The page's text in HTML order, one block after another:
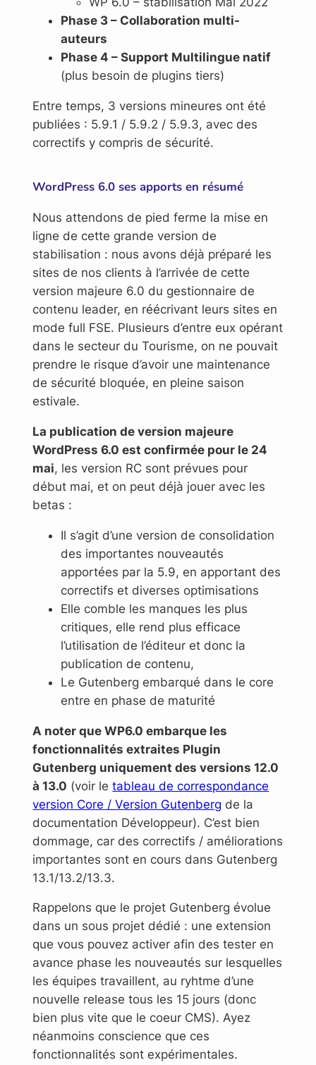
Phase 3 – Collaboration multi-
auteurs
Phase 4 – Support Multilingue natif
(plus besoin de plugins tiers)
Entre temps, 3 versions mineures ont été
publiées : 5.9.1 / 5.9.2 / 5.9.3, avec des
correctifs y compris de sécurité.
WordPress 6.0 ses apports en résumé
Nous attendons de pied ferme la mise en
ligne de cette grande version de
stabilisation : nous avons déjà préparé les
sites de nos clients à l’arrivée de cette
version majeure 6.0 du gestionnaire de
contenu leader, en réécrivant leurs sites en
mode full FSE. Plusieurs d’entre eux opérant
dans le secteur du Tourisme, on ne pouvait
prendre le risque d’avoir une maintenance
de sécurité bloquée, en pleine saison
estivale.
La publication de version majeure
WordPress 6.0 est confirmée pour le 24
mai, les version RC sont prévues pour
début mai, et on peut déjà jouer avec les
betas :
Il s’agit d’une version de consolidation
des importantes nouveautés
apportées par la 5.9, en apportant des
correctifs et diverses optimisations
Elle comble les manques les plus
critiques, elle rend plus efficace
l’utilisation de l’éditeur et donc la
publication de contenu,
Le Gutenberg embarqué dans le core
entre en phase de maturité
A noter que WP6.0 embarque les
fonctionnalités extraites Plugin
Gutenberg uniquement des versions 12.0
à 13.0 (voir letableau de correspondance
version Core / Version Gutenberg de la
documentation Développeur). C’est bien
dommage, car des correctifs / améliorations
importantes sont en cours dans Gutenberg
13.1/13.2/13.3.
Rappelons que le projet Gutenberg évolue
dans un sous projet dédié : une extension
que vous pouvez activer afin des tester en
avance phase les nouveautés sur lesquelles
les équipes travaillent, au ryhtme d’une
nouvelle release tous les 15 jours (donc
bien plus vite que le coeur CMS). Ayez
néanmoins conscience que ces
fonctionnalités sont expérimentales.